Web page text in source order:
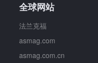
全球网站
法兰克福
asmag.com
asmag.com.cn